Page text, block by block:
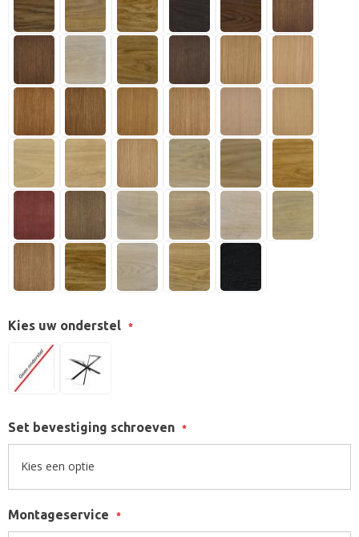
Kies uw onderstel
Set bevestiging schroeven
Montageservice